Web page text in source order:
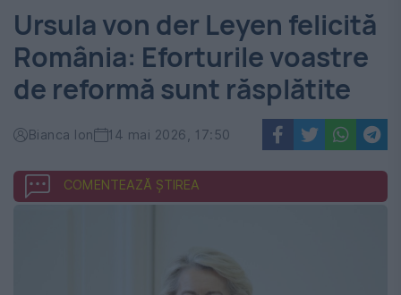
-
Evenimentul
Zilei
Ursula von der Leyen felicită
România: Eforturile voastre
de reformă sunt răsplătite
Bianca Ion 14 mai 2026, 17:50
COMENTEAZĂ ȘTIREA